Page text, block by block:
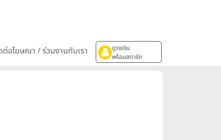
อโฆษณา / ร่วมงานกับเรา
ดูวงเงิน
พร้อมสตาร์ท